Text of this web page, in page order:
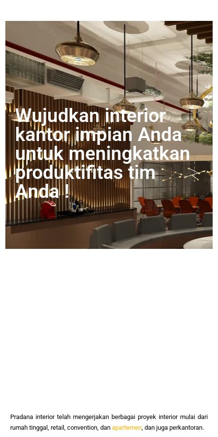
Wujudkan interior
kantor impian Anda
untuk meningkatkan
produktifitas tim
Anda !
Pradana interior telah mengerjakan berbagai proyek interior mulai dari
rumah tinggal, retail, convention, danapartemen, dan juga perkantoran.